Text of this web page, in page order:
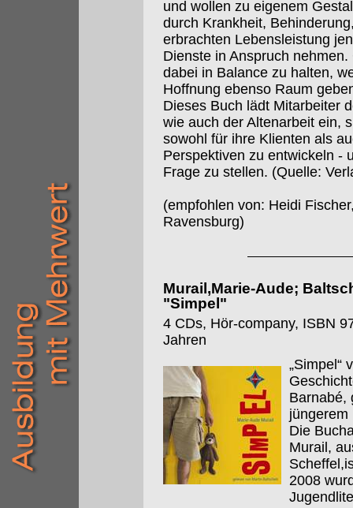
und wollen zu eigenem
durch Krankheit,
erbrachten Lebensleistung
Dienste in Anspruch
dabei in Balance zu halten,
Hoffnung ebenso Raum
Dieses Buch lädt Mitarbeiter
wie auch der Altenarbeit ein,
sowohl für ihre Klienten als
Perspektiven zu entwickeln -
Frage zu stellen. (Quelle:
(empfohlen von: Heidi
Ravensburg)
Murail,Marie-Aude;
"Simpel"
4 CDs, Hör-company, ISBN
Jahren
„Simpel“
Barnabé,
jüngerem
Die
Murail,
2008